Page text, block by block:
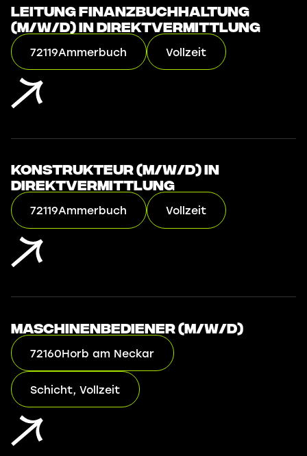
Leitung Finanzbuchhaltung
(m/w/d) in Direktvermittlung
72119Ammerbuch Vollzeit
Konstrukteur (m/w/d) in
Direktvermittlung
72119Ammerbuch Vollzeit
Maschinenbediener (m/w/d)
72160Horb am Neckar
Schicht, Vollzeit